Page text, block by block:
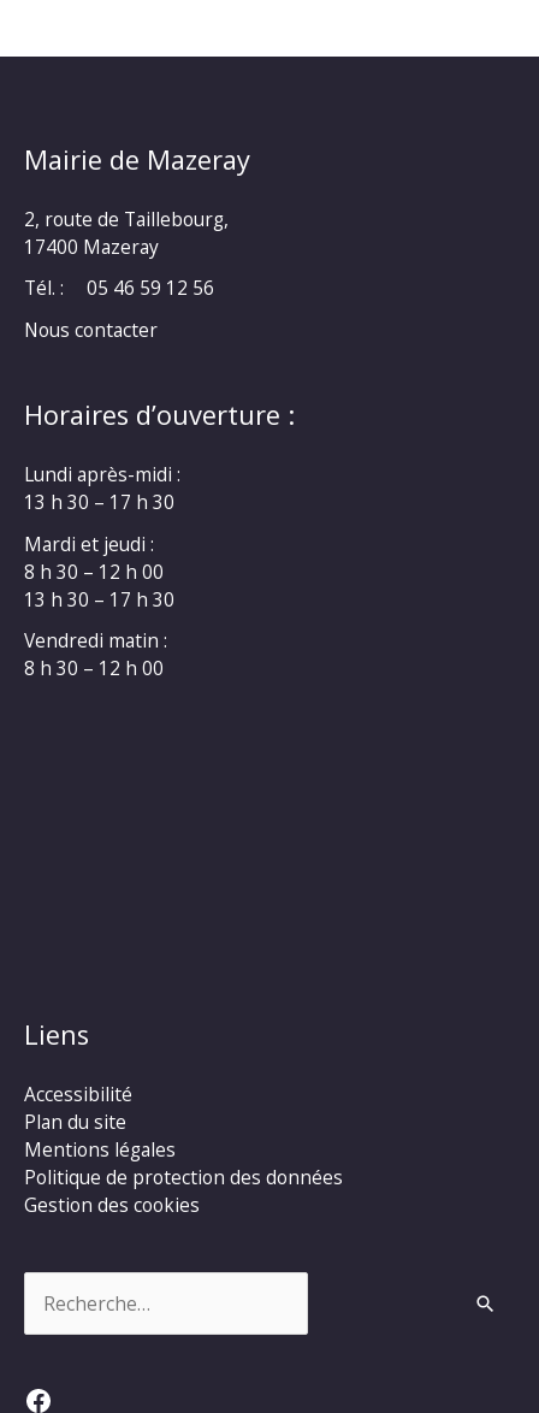
Mairie de Mazeray
2, route de Taillebourg,
17400 Mazeray
Tél. :
05 46 59 12 56
Nous contacter
Horaires d’ouverture :
Lundi après-midi :
13 h 30 – 17 h 30
Mardi et jeudi :
8 h 30 – 12 h 00
13 h 30 – 17 h 30
Vendredi matin :
8 h 30 – 12 h 00
Liens
Accessibilité
Plan du site
Mentions légales
Politique de protection des données
Gestion des cookies
Facebook